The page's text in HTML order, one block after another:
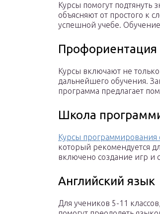
Курсы помогут
объясняют от простого к
успешной учебе.
Профориентация
Курсы включают не
дальнейшего обучения.
программа предлагает
Школа
Курсы программирования
который рекомендуется
включено создание игр и
Английский язык
Для учеников 5-11